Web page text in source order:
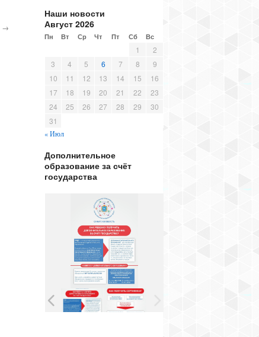
→
Наши новости
Август 2026
Пн Вт Ср Чт Пт Сб Вс
1
2
3
4 5 6 7 8
9
10
11 12 13 14 15
16
17
18 19 20 21 22
23
24
25 26 27 28 29
30
31
« Июл
Дополнительное
образование за счёт
государства